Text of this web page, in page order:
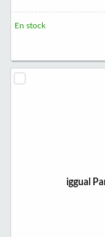
En stock
iggual